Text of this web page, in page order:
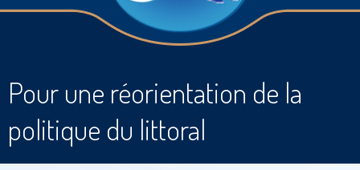
Pour une réorientation de la
politique du littoral